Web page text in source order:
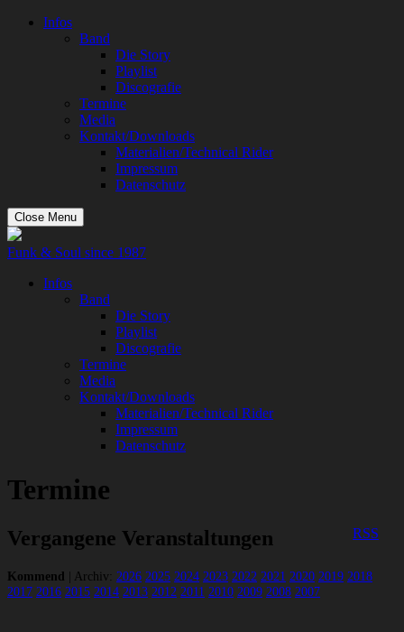
Infos
Band
Die Story
Playlist
Discografie
Termine
Media
Kontakt/Downloads
Materialien/Technical Rider
Impressum
Datenschutz
Close Menu
Funk & Soul since 1987
Infos
Band
Die Story
Playlist
Discografie
Termine
Media
Kontakt/Downloads
Materialien/Technical Rider
Impressum
Datenschutz
Termine
RSS
Vergangene Veranstaltungen
Kommend | Archiv: 2026 2025 2024 2023 2022 2021 2020 2019 2018
2017 2016 2015 2014 2013 2012 2011 2010 2009 2008 2007